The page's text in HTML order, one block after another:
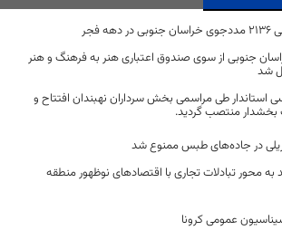
خراسان جنوبی از سوی صندوق اعتباری هنر به فرهنگ و هنر
شد
استاندار طی مراسمی بخش سرداران نهبندان افتتاح و
منتصب گردید.
در جاده‌های طبس ممنوع شد
محور تبادلات تجاری با اقتصادهای نوظهور منطقه
عمومی کرونا